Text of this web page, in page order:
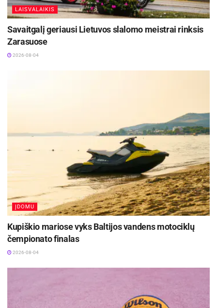
Žymos: A lyga FK „Panevėžys“ FK „Sūduva“ Futbolas
LAISVALAIKIS
Savaitgalį geriausi Lietuvos slalomo meistrai rinksis
Zarasuose
2026-08-04
ĮDOMU
Kupiškio mariose vyks Baltijos vandens motociklų
čempionato finalas
2026-08-04